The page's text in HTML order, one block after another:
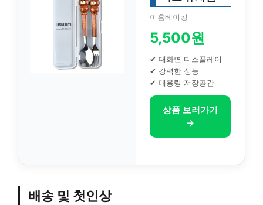
이홈베이킹
5,500원
✔ 대화면 디스플레이
✔ 강력한 성능
✔ 대용량 저장공간
상품 보러가기
→
배송 및 첫인상